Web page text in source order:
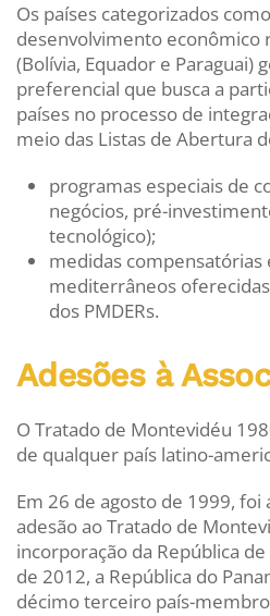
Os países categorizados
desenvolvimento econômico
(Bolívia, Equador e Paraguai)
preferencial que busca a
países no processo de
meio das Listas de Abertura
programas especiais de
negócios, pré-
tecnológico);
medidas compensatórias
mediterrâneos
dos PMDERs.
Adesões à
O Tratado de Montevidéu
de qualquer país latino-
Em 26 de agosto de 1999,
adesão ao Tratado de
incorporação da República
de 2012, a República do
décimo terceiro país-membro